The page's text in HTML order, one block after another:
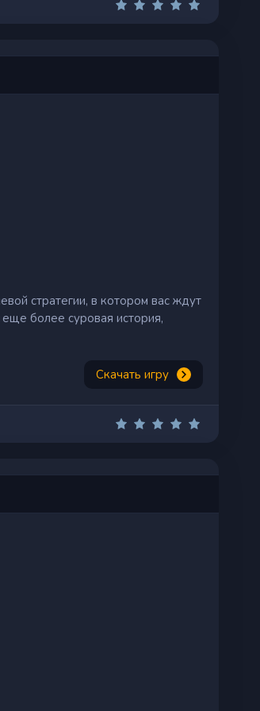
стратегии, в котором вас ждут
более суровая история,
Скачать игру